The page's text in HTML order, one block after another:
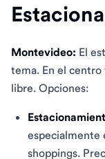
Montevideo: El
tema. En el centro
libre. Opciones:
especialmente
shoppings.